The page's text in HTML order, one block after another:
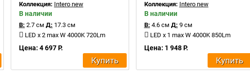
Коллекция: Intero new
В наличии
В: 2.7 см Д: 17.3 см
LED x 2 max W 4000K 720Lm
Цена: 4 697 Р.
Купить
Коллекция: Intero new
В наличии
В: 4.6 см Д: 9 см
LED x 1 max W 4000K 850Lm
Цена: 1 948 Р.
Купить